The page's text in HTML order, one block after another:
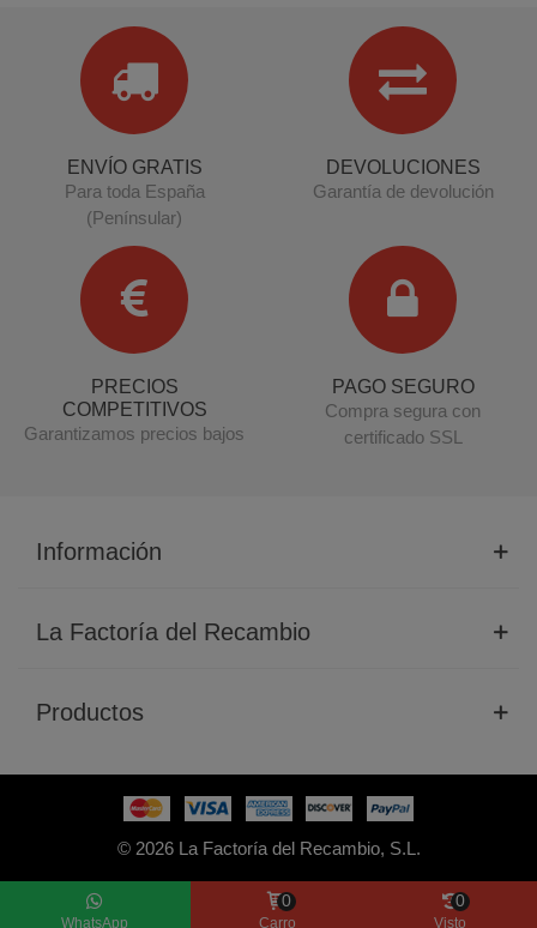
ENVÍO GRATIS
Para toda España
(Penínsular)
DEVOLUCIONES
Garantía de devolución
PRECIOS
COMPETITIVOS
Garantizamos precios bajos
PAGO SEGURO
Compra segura con
certificado SSL
Información
La Factoría del Recambio
Productos
© 2026 La Factoría del Recambio, S.L.
WhatsApp Carro
0
Visto
0